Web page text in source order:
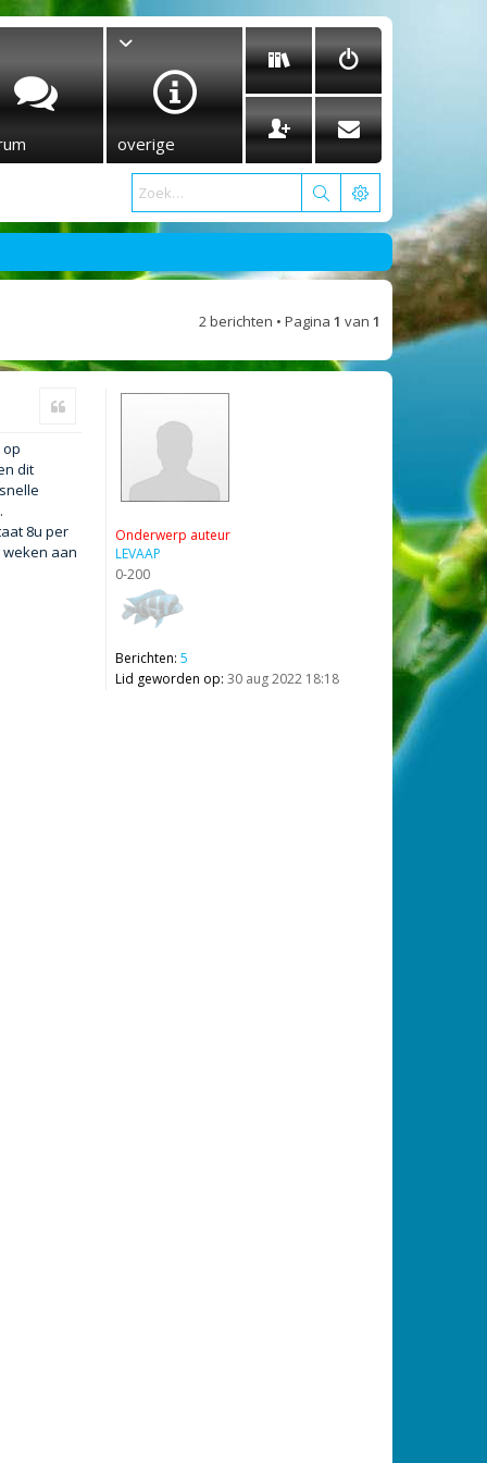
overige
2 berichten • Pagina 1 van 1
Onderwerp auteur
LEVAAP
0-200
Berichten: 5
Lid geworden op: 30 aug 2022 18:18
dit
8u per
aan